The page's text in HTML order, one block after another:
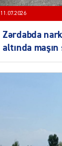
11.07.2026
Zərdabda
altında